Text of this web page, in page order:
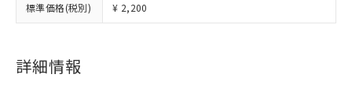
標準価格(税別) ¥ 2,200
詳細情報